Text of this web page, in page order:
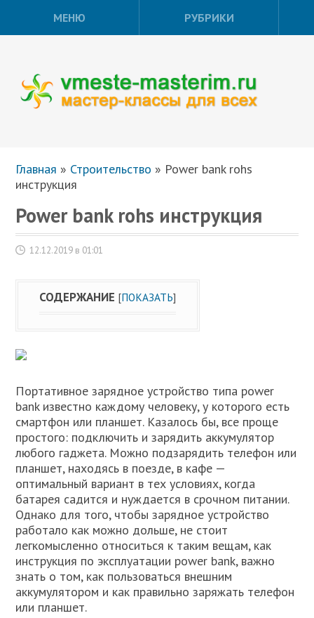
МЕНЮ РУБРИКИ
Главная » Строительство » Power bank rohs
инструкция
Power bank rohs инструкция
12.12.2019 в 01:01
СОДЕРЖАНИЕ [ПОКАЗАТЬ]
Портативное зарядное устройство типа power
bank известно каждому человеку, у которого есть
смартфон или планшет. Казалось бы, все проще
простого: подключить и зарядить аккумулятор
любого гаджета. Можно подзарядить телефон или
планшет, находясь в поезде, в кафе —
оптимальный вариант в тех условиях, когда
батарея садится и нуждается в срочном питании.
Однако для того, чтобы зарядное устройство
работало как можно дольше, не стоит
легкомысленно относиться к таким вещам, как
инструкция по эксплуатации power bank, важно
знать о том, как пользоваться внешним
аккумулятором и как правильно заряжать телефон
или планшет.